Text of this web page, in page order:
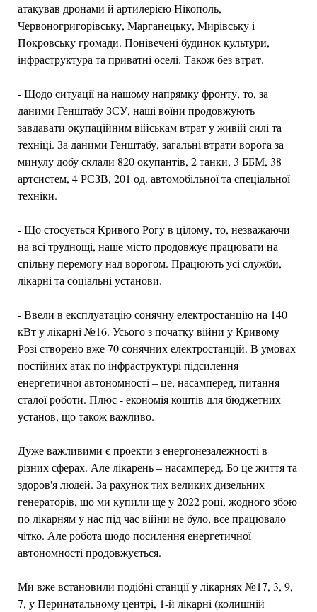
атакував дронами й артилерією Нікополь,
Червоногригорівську, Марганецьку, Мирівську і
Покровську громади. Понівечені будинок культури,
інфраструктура та приватні оселі. Також без втрат.
- Щодо ситуації на нашому напрямку фронту, то, за
даними Генштабу ЗСУ, наші воїни продовжують
завдавати окупаційним військам втрат у живій силі та
техніці. За даними Генштабу, загальні втрати ворога за
минулу добу склали 820 окупантів, 2 танки, 3 ББМ, 38
артсистем, 4 РСЗВ, 201 од. автомобільної та спеціальної
техніки.
- Що стосується Кривого Рогу в цілому, то, незважаючи
на всі труднощі, наше місто продовжує працювати на
спільну перемогу над ворогом. Працюють усі служби,
лікарні та соціальні установи.
- Ввели в експлуатацію сонячну електростанцію на 140
кВт у лікарні №16. Усього з початку війни у Кривому
Розі створено вже 70 сонячних електростанцій. В умовах
постійних атак по інфраструктурі підсилення
енергетичної автономності – це, насамперед, питання
сталої роботи. Плюс - економія коштів для бюджетних
установ, що також важливо.
Дуже важливими є проекти з енергонезалежності в
різних сферах. Але лікарень – насамперед. Бо це життя та
здоров'я людей. За рахунок тих великих дизельних
генераторів, що ми купили ще у 2022 році, жодного збою
по лікарням у нас під час війни не було, все працювало
чітко. Але робота щодо посилення енергетичної
автономності продовжується.
Ми вже встановили подібні станції у лікарнях №17, 3, 9,
7, у Перинатальному центрі, 1-й лікарні (колишній